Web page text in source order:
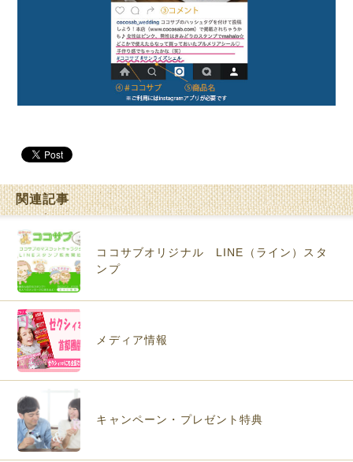
関連記事
ココサブオリジナル LINE（ライン）スタ
ンプ
メディア情報
キャンペーン・プレゼント特典